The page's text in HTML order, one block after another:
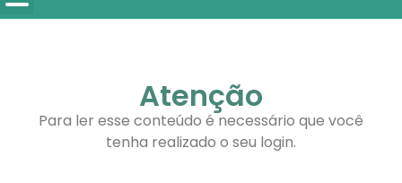
Atenção
Para ler esse conteúdo é necessário que você
tenha realizado o seu login.